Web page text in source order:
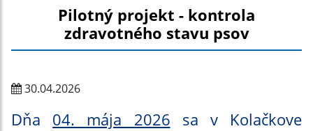
Pilotný projekt - kontrola
zdravotného stavu psov
30.04.2026
Dňa 04. mája 2026 sa v Kolačkove